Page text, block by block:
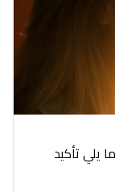
تأكيد